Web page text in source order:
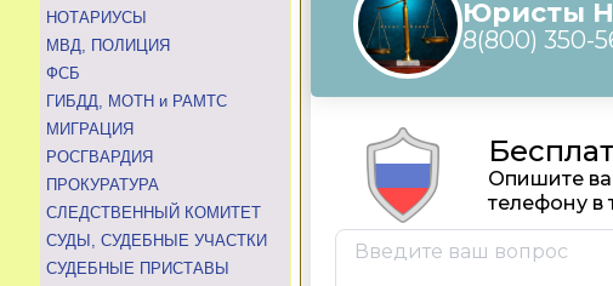
НОТАРИУСЫ
МВД, ПОЛИЦИЯ
ФСБ
ГИБДД, МОТН и РАМТС
МИГРАЦИЯ
РОСГВАРДИЯ
ПРОКУРАТУРА
СЛЕДСТВЕННЫЙ КОМИТЕТ
СУДЫ, СУДЕБНЫЕ УЧАСТКИ
СУДЕБНЫЕ ПРИСТАВЫ